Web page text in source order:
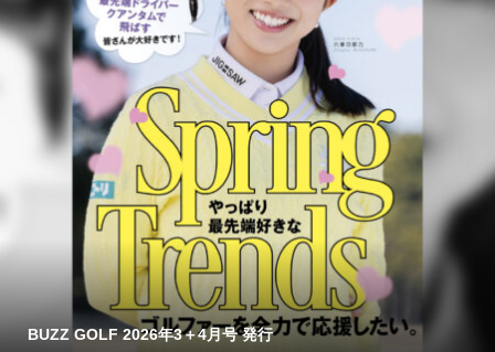
BUZZ GOLF 2026年3＋4月号 発行